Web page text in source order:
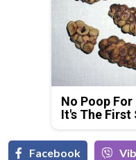
No Poop For
It's The First
Facebook